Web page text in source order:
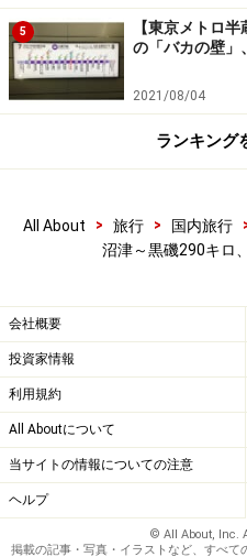
5
【東京メトロ
の「バカの壁」
2021/08/04
ランキング
All About > 旅行 > 国内旅行
沼津～黒磯290キロ
会社概要
投資家情報
利用規約
All Aboutについて
当サイトの情報についての注意
ヘルプ
© All About, Inc.
掲載の記事・写真・イラストなど、すべ